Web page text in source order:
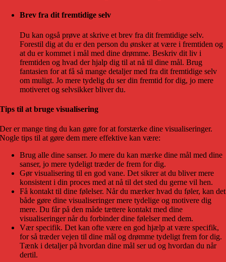
Brev fra dit fremtidige selv
Du kan også prøve at skrive et brev fra dit fremtidige selv.
Forestil dig at du er den person du ønsker at være i fremtiden og
at du er kommet i mål med dine drømme. Beskriv dit liv i
fremtiden og hvad der hjalp dig til at nå til dine mål. Brug
fantasien for at få så mange detaljer med fra dit fremtidige selv
om muligt. Jo mere tydelig du ser din fremtid for dig, jo mere
motiveret og selvsikker bliver du.
Tips til at bruge visualisering
Der er mange ting du kan gøre for at forstærke dine visualiseringer.
Nogle tips til at gøre dem mere effektive kan være:
Brug alle dine sanser. Jo mere du kan mærke dine mål med dine
sanser, jo mere tydeligt træder de frem for dig.
Gør visualisering til en god vane. Det sikrer at du bliver mere
konsistent i din proces med at nå til det sted du gerne vil hen.
Få kontakt til dine følelser. Når du mærker hvad du føler, kan det
både gøre dine visualiseringer mere tydelige og motivere dig
mere. Du får på den måde tættere kontakt med dine
visualiseringer når du forbinder dine følelser med dem.
Vær specifik. Det kan ofte være en god hjælp at være specifik,
for så træder vejen til dine mål og drømme tydeligt frem for dig.
Tænk i detaljer på hvordan dine mål ser ud og hvordan du når
dertil.